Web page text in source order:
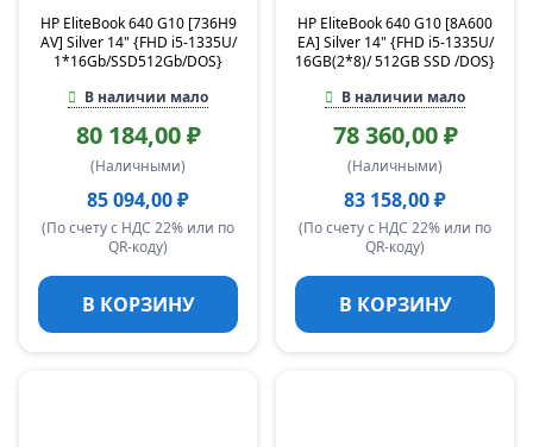
HP EliteBook 640 G10 [736H9
AV] Silver 14" {FHD i5-1335U/
1*16Gb/SSD512Gb/DOS}
В наличии мало
80 184,00 ₽
(Наличными)
85 094,00 ₽
(По счету с НДС 22% или по
QR-коду)
В КОРЗИНУ
HP EliteBook 640 G10 [8A600
EA] Silver 14" {FHD i5-1335U/
16GB(2*8)/ 512GB SSD /DOS}
В наличии мало
78 360,00 ₽
(Наличными)
83 158,00 ₽
(По счету с НДС 22% или по
QR-коду)
В КОРЗИНУ